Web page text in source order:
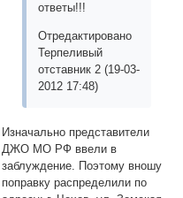
ответы!!!
Отредактировано
Терпеливый
отставник 2 (19-03-
2012 17:48)
Изначально представители
ДЖО МО РФ ввели в
заблуждение. Поэтому вношу
поправку распределили по